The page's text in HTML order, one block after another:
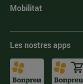
Mobilitat
Les nostres apps